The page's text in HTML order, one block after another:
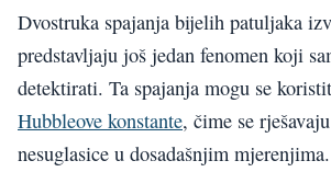
Dvostruka spajanja bijelih patuljaka
predstavljaju još jedan fenomen koji
detektirati. Ta spajanja mogu se
Hubbleove konstante, čime se
nesuglasice u dosadašnjim